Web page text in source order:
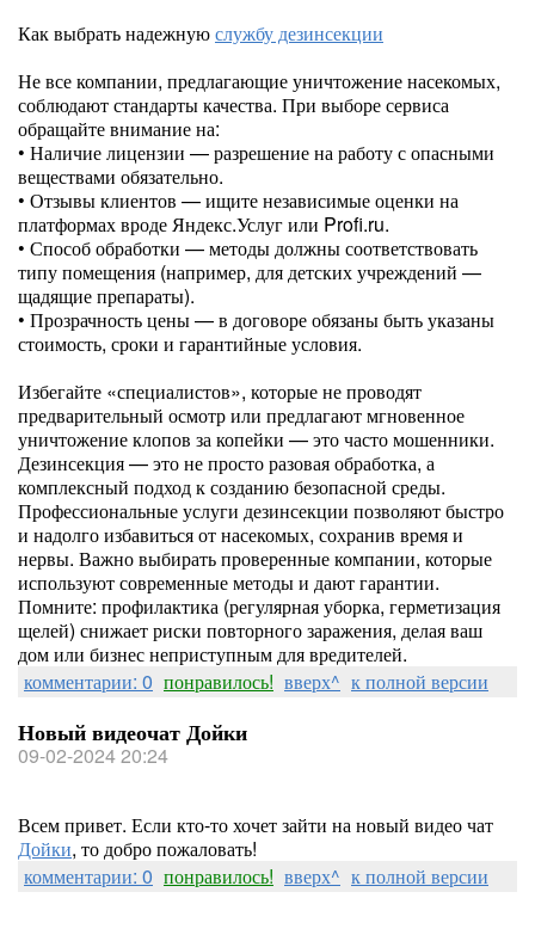
Как выбрать надежнуюслужбу дезинсекции
Не все компании, предлагающие уничтожение насекомых,
соблюдают стандарты качества. При выборе сервиса
обращайте внимание на:
• Наличие лицензии — разрешение на работу с опасными
веществами обязательно.
• Отзывы клиентов — ищите независимые оценки на
платформах вроде Яндекс.Услуг или Profi.ru.
• Способ обработки — методы должны соответствовать
типу помещения (например, для детских учреждений —
щадящие препараты).
• Прозрачность цены — в договоре обязаны быть указаны
стоимость, сроки и гарантийные условия.
Избегайте «специалистов», которые не проводят
предварительный осмотр или предлагают мгновенное
уничтожение клопов за копейки — это часто мошенники.
Дезинсекция — это не просто разовая обработка, а
комплексный подход к созданию безопасной среды.
Профессиональные услуги дезинсекции позволяют быстро
и надолго избавиться от насекомых, сохранив время и
нервы. Важно выбирать проверенные компании, которые
используют современные методы и дают гарантии.
Помните: профилактика (регулярная уборка, герметизация
щелей) снижает риски повторного заражения, делая ваш
дом или бизнес неприступным для вредителей.
комментарии: 0 понравилось! вверх^ к полной версии
Новый видеочат Дойки
09-02-2024 20:24
Всем привет. Если кто-то хочет зайти на новый видео чат
Дойки, то добро пожаловать!
комментарии: 0 понравилось! вверх^ к полной версии